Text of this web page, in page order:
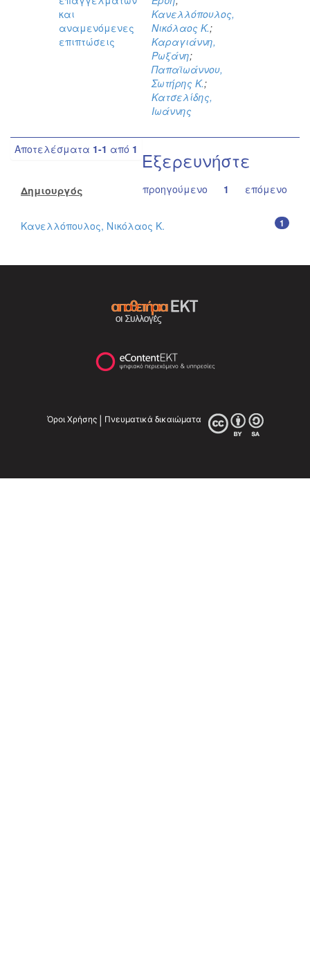
και
αναμενόμενες
επιπτώσεις
Κανελλόπουλος,
Νικόλαος Κ.;
Καραγιάννη,
Ρωξάνη;
Παπαϊωάννου,
Σωτήρης Κ.;
Κατσελίδης,
Ιωάννης
Αποτελέσματα 1-1 από 1
προηγούμενο 1 επόμενο
Εξερευνήστε
Δημιουργός
1
Κανελλόπουλος, Νικόλαος Κ.